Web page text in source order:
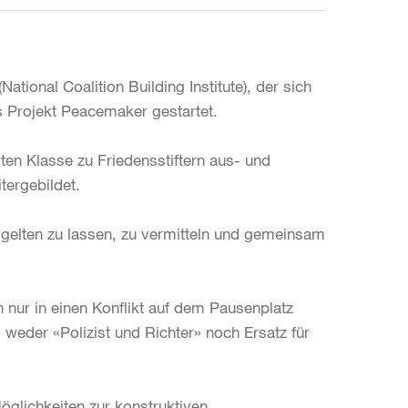
Coalition Building Institute), der sich
Peacemaker gestartet.
Klasse zu Friedensstiftern aus- und
zu lassen, zu vermitteln und gemeinsam
in einen Konflikt auf dem Pausenplatz
«Polizist und Richter» noch Ersatz für